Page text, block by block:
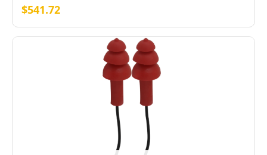
$541.72